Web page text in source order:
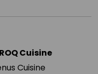
Cuisine
Cuisine